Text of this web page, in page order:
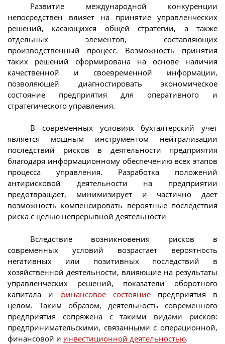
Развитие международной конкуренции
непосредствен влияет на принятие управленческих
решений, касающихся общей стратегии, а также
отдельных элементов, составляющих
производственный процесс. Возможность принятия
таких решений сформирована на основе наличия
качественной и своевременной информации,
позволяющей диагностировать экономическое
состояние предприятия для оперативного и
стратегического управления.
В современных условиях бухгалтерский учет
является мощным инструментом нейтрализации
последствий рисков в деятельности предприятия
благодаря информационному обеспечению всех этапов
процесса управления. Разработка положений
антирисковой деятельности на предприятии
предотвращает, минимизирует и частично дает
возможность компенсировать вероятные последствия
риска с целью непрерывной деятельности
Вследствие возникновения рисков в
современных условий возрастает вероятность
негативных или позитивных последствий в
хозяйственной деятельности, влияющие на результаты
управленческих решений, показатели оборотного
капитала и финансовое состояние предприятия в
целом. Таким образом, деятельность современного
предприятия сопряжена с такими видами рисков:
предпринимательскими, связанными с операционной,
финансовой и инвестиционной деятельностью.